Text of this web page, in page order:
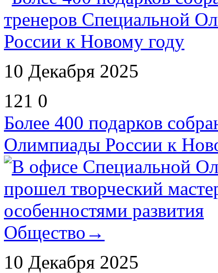
10 Декабря 2025
121 0
Более 400 подарков
Олимпиады России к
Общество →
10 Декабря 2025